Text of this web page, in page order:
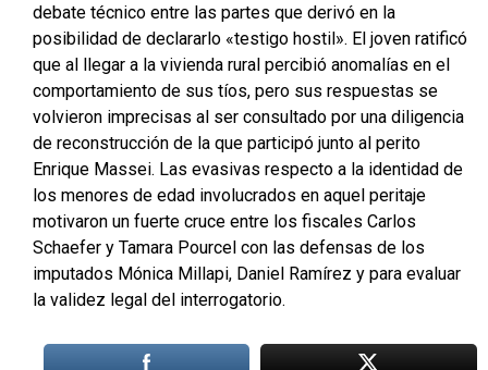
debate técnico entre las partes que derivó en la
posibilidad de declararlo «testigo hostil». El joven ratificó
que al llegar a la vivienda rural percibió anomalías en el
comportamiento de sus tíos, pero sus respuestas se
volvieron imprecisas al ser consultado por una diligencia
de reconstrucción de la que participó junto al perito
Enrique Massei. Las evasivas respecto a la identidad de
los menores de edad involucrados en aquel peritaje
motivaron un fuerte cruce entre los fiscales Carlos
Schaefer y Tamara Pourcel con las defensas de los
imputados Mónica Millapi, Daniel Ramírez y para evaluar
la validez legal del interrogatorio.